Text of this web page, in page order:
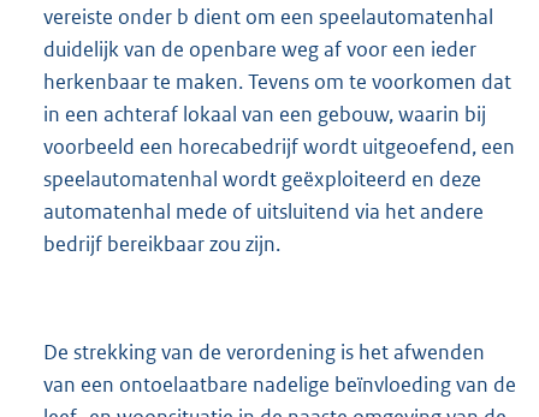
vereiste onder b dient om een speelautomatenhal
duidelijk van de openbare weg af voor een ieder
herkenbaar te maken. Tevens om te voorkomen dat
in een achteraf lokaal van een gebouw, waarin bij
voorbeeld een horecabedrijf wordt uitgeoefend, een
speelautomatenhal wordt geëxploiteerd en deze
automatenhal mede of uitsluitend via het andere
bedrijf bereikbaar zou zijn.
De strekking van de verordening is het afwenden
van een ontoelaatbare nadelige beïnvloeding van de